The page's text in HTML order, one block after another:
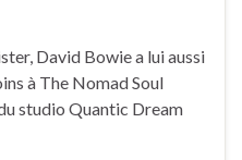
David Bowie a lui aussi
à The Nomad Soul
studio Quantic Dream